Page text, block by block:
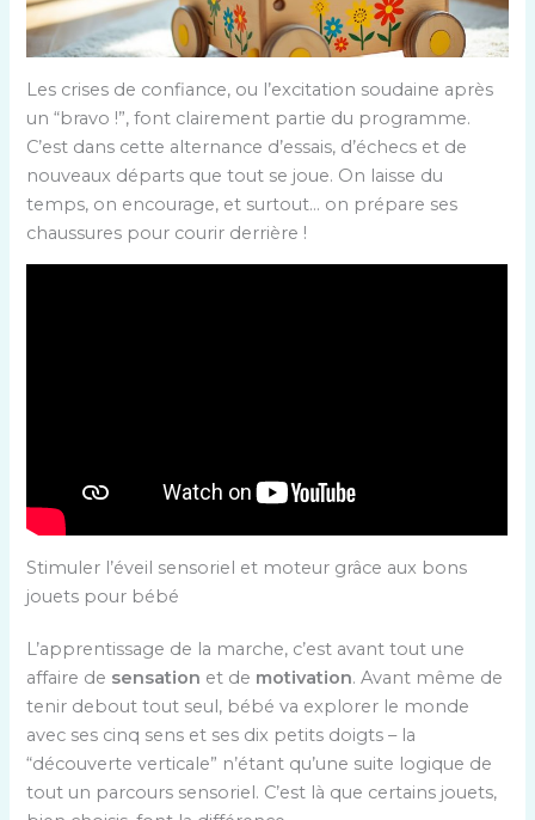
Les crises de confiance, ou l’excitation soudaine après
un “bravo !”, font clairement partie du programme.
C’est dans cette alternance d’essais, d’échecs et de
nouveaux départs que tout se joue. On laisse du
temps, on encourage, et surtout… on prépare ses
chaussures pour courir derrière !
Stimuler l’éveil sensoriel et moteur grâce aux bons
jouets pour bébé
L’apprentissage de la marche, c’est avant tout une
affaire de sensation et de motivation. Avant même de
tenir debout tout seul, bébé va explorer le monde
avec ses cinq sens et ses dix petits doigts – la
“découverte verticale” n’étant qu’une suite logique de
tout un parcours sensoriel. C’est là que certains jouets,